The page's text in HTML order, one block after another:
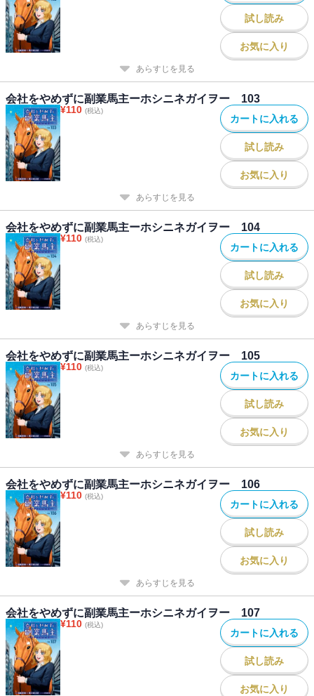
試し読み
お気に入り
あらすじを見る
会社をやめずに副業馬主ーホシニネガイヲー 103
¥110 (税込)
カートに入れる
試し読み
お気に入り
あらすじを見る
会社をやめずに副業馬主ーホシニネガイヲー 104
¥110 (税込)
カートに入れる
試し読み
お気に入り
あらすじを見る
会社をやめずに副業馬主ーホシニネガイヲー 105
¥110 (税込)
カートに入れる
試し読み
お気に入り
あらすじを見る
会社をやめずに副業馬主ーホシニネガイヲー 106
¥110 (税込)
カートに入れる
試し読み
お気に入り
あらすじを見る
会社をやめずに副業馬主ーホシニネガイヲー 107
¥110 (税込)
カートに入れる
試し読み
お気に入り